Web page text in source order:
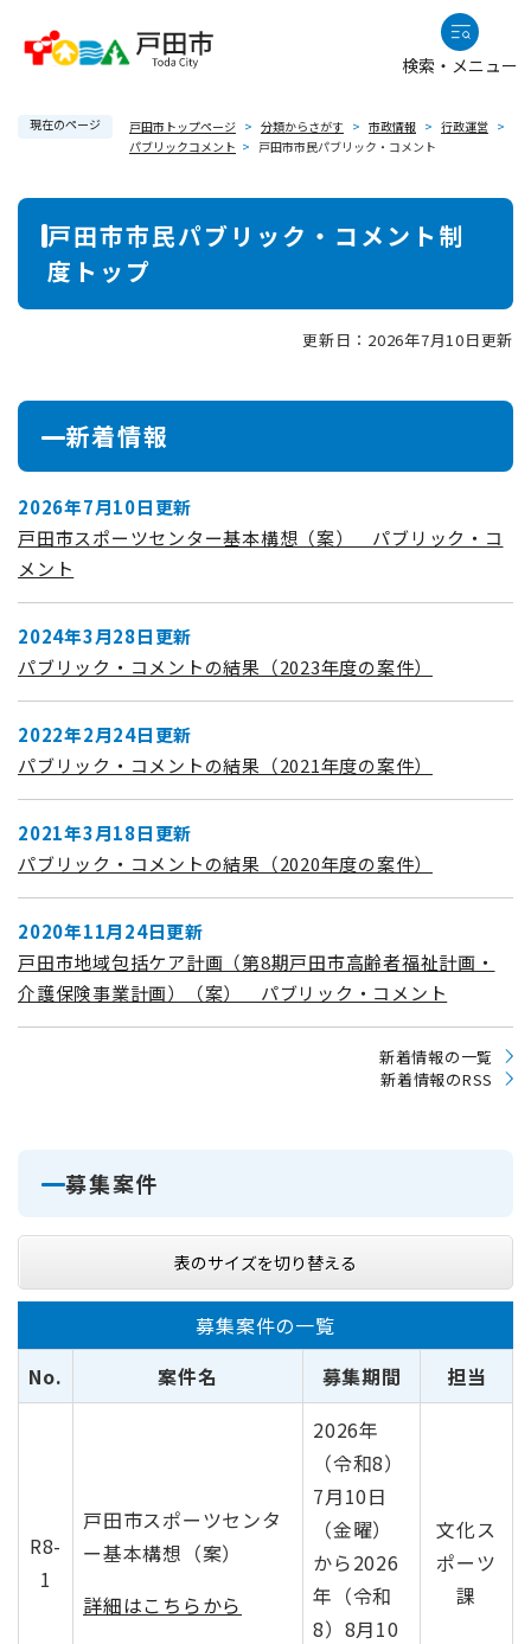
検索・メニュー
現在のページ 戸田市トップページ > 分類からさがす > 市政情報 > 行政運営 >
パブリックコメント > 戸田市市民パブリック・コメント
本
戸田市市民パブリック・コメント制
度トップ
更新日：2026年7月10日更新
新着情報
2026年7月10日更新
戸田市スポーツセンター基本構想（案） パブリック・コ
メント
2024年3月28日更新
パブリック・コメントの結果（2023年度の案件）
2022年2月24日更新
パブリック・コメントの結果（2021年度の案件）
2021年3月18日更新
パブリック・コメントの結果（2020年度の案件）
2020年11月24日更新
戸田市地域包括ケア計画（第8期戸田市高齢者福祉計画・
介護保険事業計画）（案） パブリック・コメント
新着情報の一覧
新着情報のRSS
募集案件
表のサイズを切り替える
募集案件の一覧
No.
案件名 募集期間 担当
R8-
1
戸田市スポーツセンタ
ー基本構想（案）
詳細はこちらから
2026年
（令和8）
7月10日
（金曜）
から2026
年（令和
8）8月10
文化ス
ポーツ
課